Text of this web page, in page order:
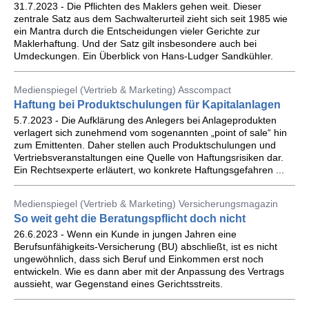
31.7.2023 - Die Pflichten des Maklers gehen weit. Dieser
zentrale Satz aus dem Sachwalterurteil zieht sich seit 1985 wie
ein Mantra durch die Entscheidungen vieler Gerichte zur
Maklerhaftung. Und der Satz gilt insbesondere auch bei
Umdeckungen. Ein Überblick von Hans-Ludger Sandkühler.
Medienspiegel (Vertrieb & Marketing) Asscompact
Haftung bei Produktschulungen für Kapitalanlagen
5.7.2023 - Die Aufklärung des Anlegers bei Anlageprodukten
verlagert sich zunehmend vom sogenannten „point of sale“ hin
zum Emittenten. Daher stellen auch Produktschulungen und
Vertriebsveranstaltungen eine Quelle von Haftungsrisiken dar.
Ein Rechtsexperte erläutert, wo konkrete Haftungsgefahren ...
Medienspiegel (Vertrieb & Marketing) Versicherungsmagazin
So weit geht die Beratungspflicht doch nicht
26.6.2023 - Wenn ein Kunde in jungen Jahren eine
Berufsunfähigkeits-Versicherung (BU) abschließt, ist es nicht
ungewöhnlich, dass sich Beruf und Einkommen erst noch
entwickeln. Wie es dann aber mit der Anpassung des Vertrags
aussieht, war Gegenstand eines Gerichtsstreits.